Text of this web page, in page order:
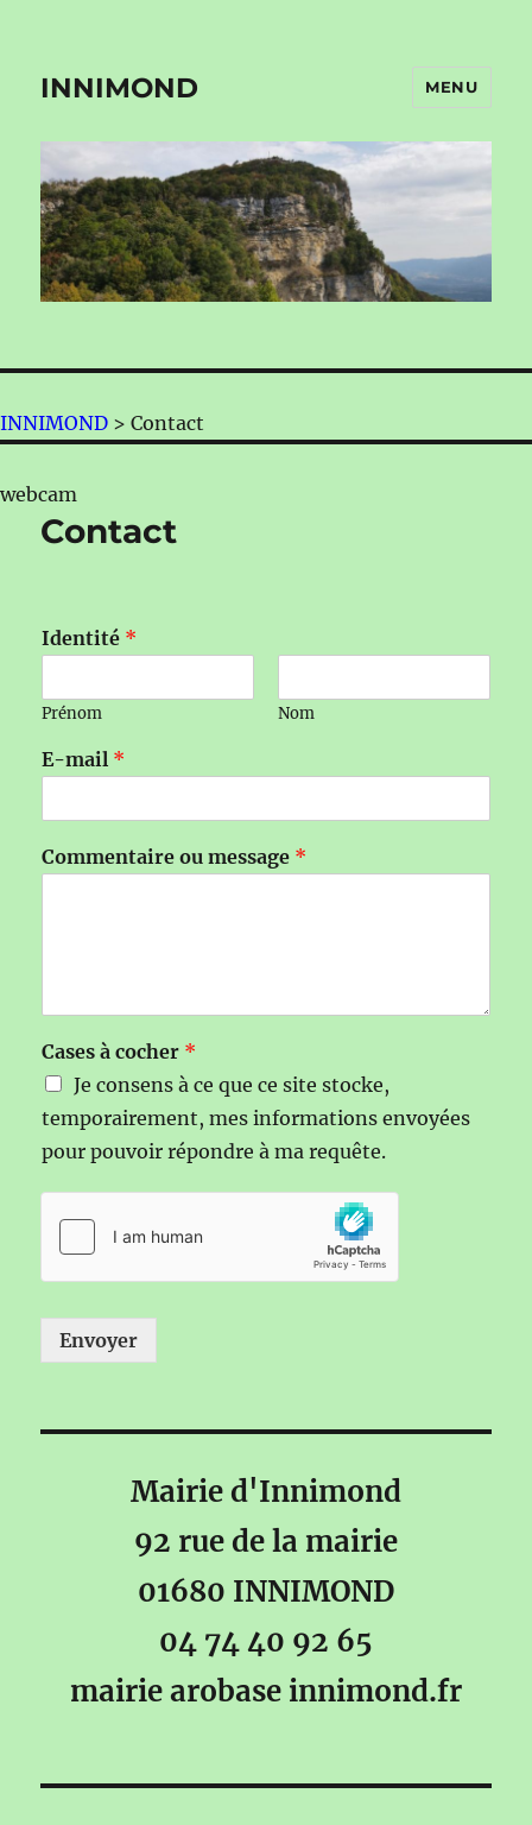
INNIMOND MENU
INNIMOND > Contact
webcam
Contact
Identité *
Prénom Nom
E-mail *
Commentaire ou message *
Cases à cocher *
Je consens à ce que ce site stocke,
temporairement, mes informations envoyées
pour pouvoir répondre à ma requête.
Envoyer
Mairie d'Innimond
92 rue de la mairie
01680 INNIMOND
04 74 40 92 65
mairie arobase innimond.fr